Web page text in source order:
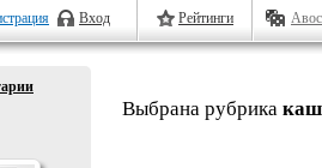
Вход Рейтинги
Выбрана рубрика